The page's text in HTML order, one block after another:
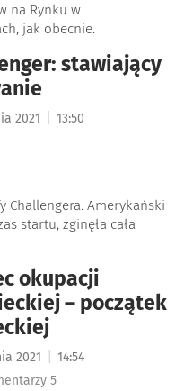
na Rynku w
jak obecnie.
stawiający
2021 13:50
Challengera. Amerykański
startu, zginęła cała
okupacji
– początek
2021
14:54
5